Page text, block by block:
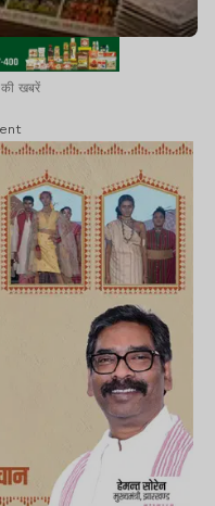
खबरें